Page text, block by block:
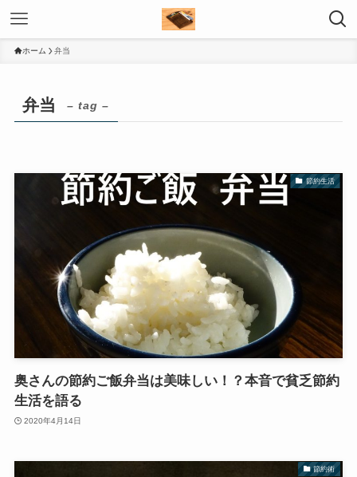
ホーム 弁当
弁当 – tag –
節約生活
奥さんの節約ご飯弁当は美味しい！？本音で貧乏節約
生活を語る
2020年4月14日
節約術